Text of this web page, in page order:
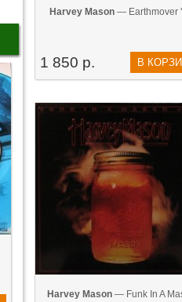
Harvey Mason — Earthmover
1 850 р. В
Harvey Mason— Funk In A